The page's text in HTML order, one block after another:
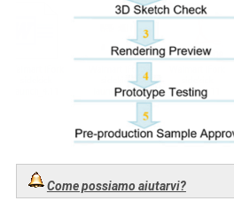
Come possiamo aiutarvi?